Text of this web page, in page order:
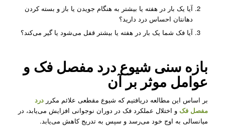
آیا یک بار در هفته یا بیشتر به هنگام جویدن یا باز و بسته کردن
دهانتان احساس درد دارید؟
آیا فک شما یک بار در هفته یا بیشتر قفل می‌شود یا گیر می‌کند؟
بازه سنی شیوع درد مفصل فک و
عوامل موثر بر آن
بر اساس این مطالعه دریافتیم که شیوع مقطعی علائم مکرر درد
مفصل فکو اختلال عملکرد فک در دوران نوجوانی افزایش می‌یابد، در
میانسالی به اوج خود می‌رسد و سپس به تدریج کاهش می‌یابد.